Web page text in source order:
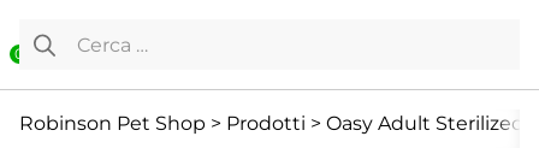
0
Ricerca per:
Robinson Pet Shop > Prodotti > Oasy Adult Sterilized